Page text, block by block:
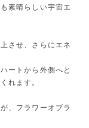
素晴らしい宇宙エ
させ、さらにエネ
ートから外側へと
れます。
、フラワーオブラ